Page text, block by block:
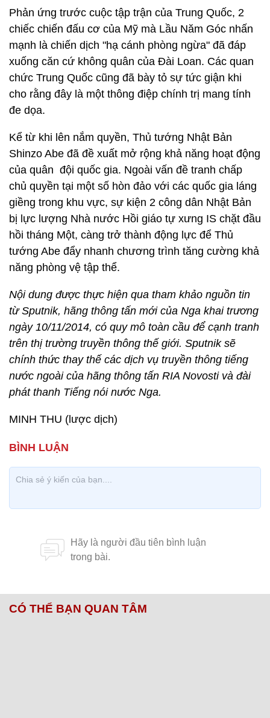
Phản ứng trước cuộc tập trận của Trung Quốc, 2
chiếc chiến đấu cơ của Mỹ mà Lầu Năm Góc nhấn
mạnh là chiến dịch "hạ cánh phòng ngừa" đã đáp
xuống căn cứ không quân của Đài Loan. Các quan
chức Trung Quốc cũng đã bày tỏ sự tức giận khi
cho rằng đây là một thông điệp chính trị mang tính
đe dọa.
Kể từ khi lên nắm quyền, Thủ tướng Nhật Bản
Shinzo Abe đã đề xuất mở rộng khả năng hoạt động
của quân đội quốc gia. Ngoài vấn đề tranh chấp
chủ quyền tại một số hòn đảo với các quốc gia láng
giềng trong khu vực, sự kiện 2 công dân Nhật Bản
bị lực lượng Nhà nước Hồi giáo tự xưng IS chặt đầu
hồi tháng Một, càng trở thành động lực để Thủ
tướng Abe đẩy nhanh chương trình tăng cường khả
năng phòng vệ tập thể.
Nội dung được thực hiện qua tham khảo nguồn tin
từ Sputnik, hãng thông tấn mới của Nga khai trương
ngày 10/11/2014, có quy mô toàn cầu để cạnh tranh
trên thị trường truyền thông thế giới. Sputnik sẽ
chính thức thay thế các dịch vụ truyền thông tiếng
nước ngoài của hãng thông tấn RIA Novosti và đài
phát thanh Tiếng nói nước Nga.
MINH THU (lược dịch)
CÓ THỂ BẠN QUAN TÂM